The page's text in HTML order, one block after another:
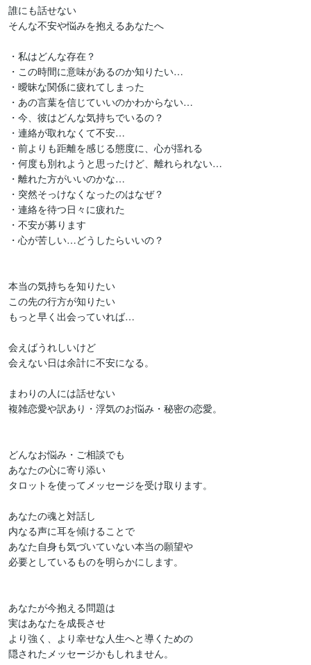
誰にも話せない
そんな不安や悩みを抱えるあなたへ
・私はどんな存在？
・この時間に意味があるのか知りたい…
・曖昧な関係に疲れてしまった
・あの言葉を信じていいのかわからない…
・今、彼はどんな気持ちでいるの？
・連絡が取れなくて不安…
・前よりも距離を感じる態度に、心が揺れる
・何度も別れようと思ったけど、離れられない…
・離れた方がいいのかな…
・突然そっけなくなったのはなぜ？
・連絡を待つ日々に疲れた
・不安が募ります
・心が苦しい…どうしたらいいの？
本当の気持ちを知りたい
この先の行方が知りたい
もっと早く出会っていれば…
会えばうれしいけど
会えない日は余計に不安になる。
まわりの人には話せない
複雑恋愛や訳あり・浮気のお悩み・秘密の恋愛。
どんなお悩み・ご相談でも
あなたの心に寄り添い
タロットを使ってメッセージを受け取ります。
あなたの魂と対話し
内なる声に耳を傾けることで
あなた自身も気づいていない本当の願望や
必要としているものを明らかにします。
あなたが今抱える問題は
実はあなたを成長させ
より強く、より幸せな人生へと導くための
隠されたメッセージかもしれません。